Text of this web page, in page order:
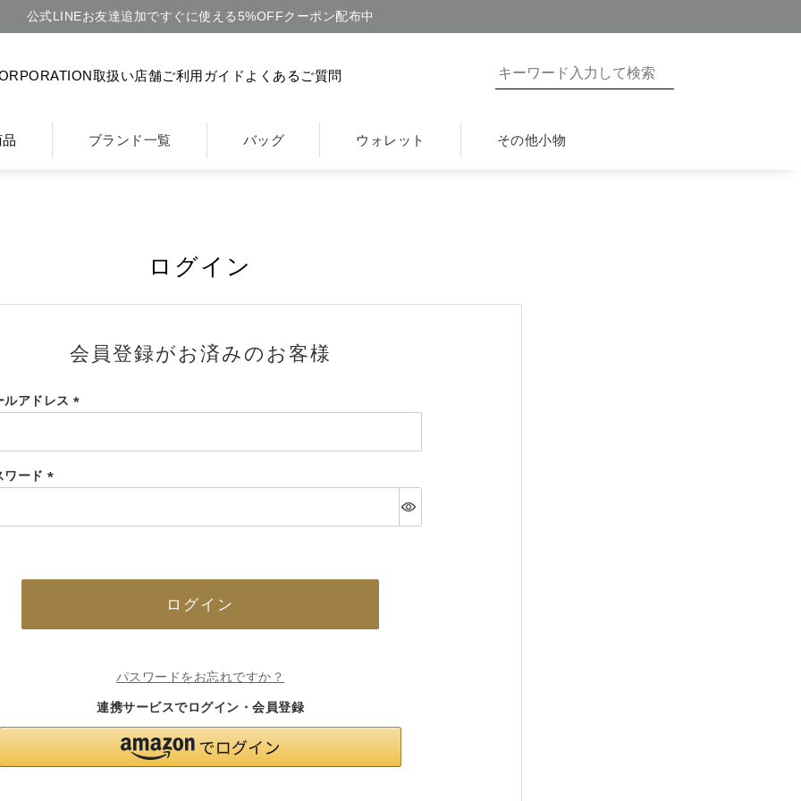
公式LINEお友達追加ですぐに使える5%OFFクーポン配布中
取扱い店舗ご利用ガイド よくあるご質問
ブランド一覧 バッグ ウォレット その他小物
ログイン
会員登録がお済みのお客様
ルアドレス
須)
ワード
須)
ログイン
パスワードをお忘れですか？
連携サービスでログイン・会員登録